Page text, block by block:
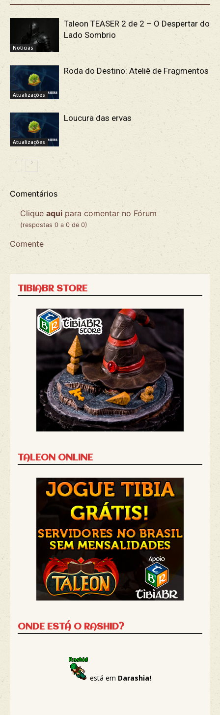
Notícias
Taleon TEASER 2 de 2 – O Despertar do
Lado Sombrio
Atualizações
Roda do Destino: Ateliê de Fragmentos
Atualizações
Loucura das ervas
Comentários
Clique aqui para comentar no Fórum
(respostas 0 a 0 de 0)
Comente
TIBIABR STORE
TALEON ONLINE
ONDE ESTÁ O RASHID?
está em Darashia!